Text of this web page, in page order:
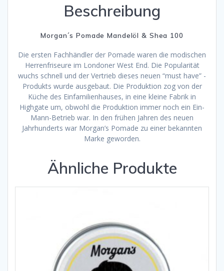
Beschreibung
Morgan´s Pomade Mandelöl & Shea 100
Die ersten Fachhändler der Pomade waren die modischen
Herrenfriseure im Londoner West End. Die Popularität
wuchs schnell und der Vertrieb dieses neuen “must have” -
Produkts wurde ausgebaut. Die Produktion zog von der
Küche des Einfamilienhauses, in eine kleine Fabrik in
Highgate um, obwohl die Produktion immer noch ein Ein-
Mann-Betrieb war. In den frühen Jahren des neuen
Jahrhunderts war Morgan’s Pomade zu einer bekannten
Marke geworden.
Ähnliche Produkte